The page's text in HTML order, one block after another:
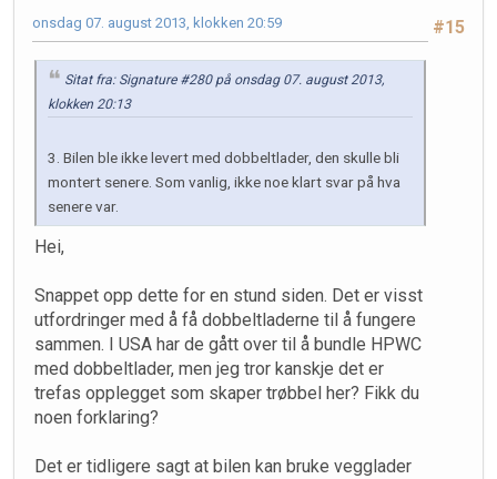
#15
onsdag 07. august 2013, klokken 20:59
Sitat fra: Signature #280 på onsdag 07. august 2013,
klokken 20:13
3. Bilen ble ikke levert med dobbeltlader, den skulle bli
montert senere. Som vanlig, ikke noe klart svar på hva
senere var.
Hei,
Snappet opp dette for en stund siden. Det er visst
utfordringer med å få dobbeltladerne til å fungere
sammen. I USA har de gått over til å bundle HPWC
med dobbeltlader, men jeg tror kanskje det er
trefas opplegget som skaper trøbbel her? Fikk du
noen forklaring?
Det er tidligere sagt at bilen kan bruke vegglader